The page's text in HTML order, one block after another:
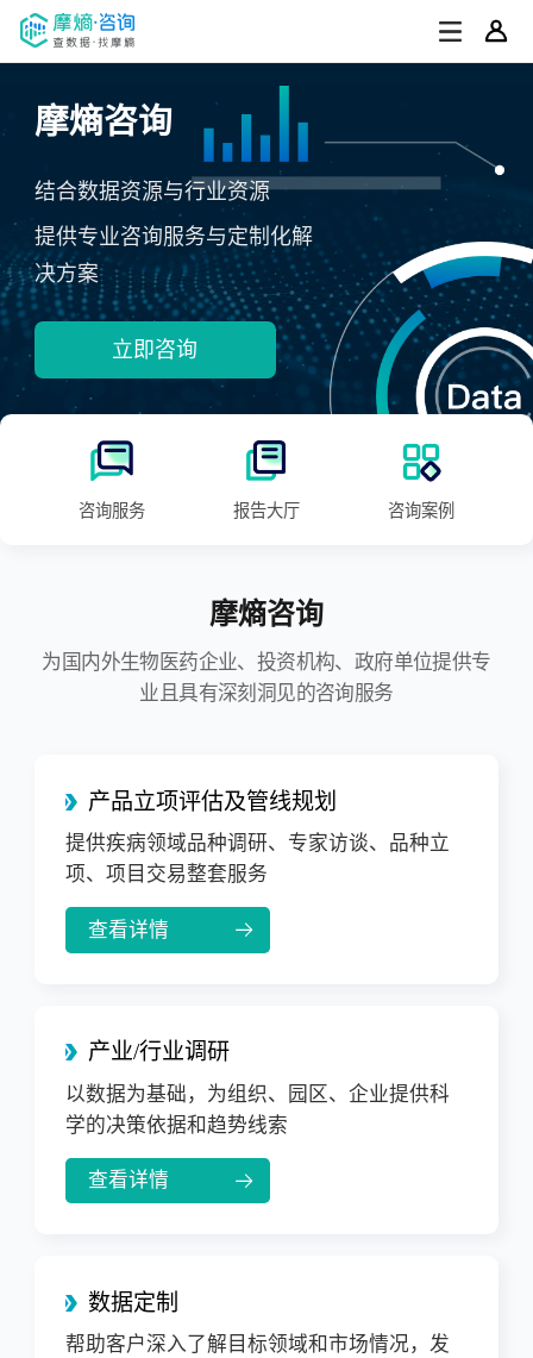
摩熵咨询
结合数据资源与行业资源
提供专业咨询服务与定制化解
决方案
立即咨询
咨询服务 报告大厅 咨询案例
摩熵咨询
为国内外生物医药企业、投资机构、政府单位提供专
业且具有深刻洞见的咨询服务
产品立项评估及管线规划
提供疾病领域品种调研、专家访谈、品种立
项、项目交易整套服务
查看详情
产业/行业调研
以数据为基础，为组织、园区、企业提供科
学的决策依据和趋势线索
查看详情
数据定制
帮助客户深入了解目标领域和市场情况，发